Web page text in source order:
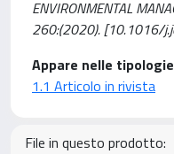
ENVIRONMENTAL
260:(2020). [10.1016/
Appare nelle
1.1 Articolo in rivista
File in questo prodotto: